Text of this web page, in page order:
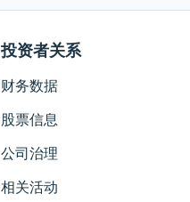
投资者关系
财务数据
股票信息
公司治理
相关活动